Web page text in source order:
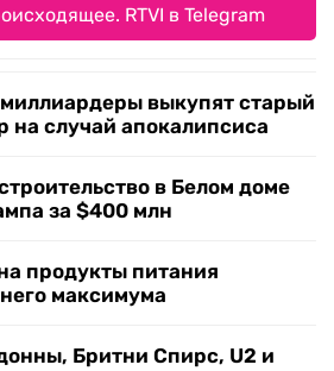
RTVI в Telegram
выкупят старый
на случай апокалипсиса
в Белом доме
за $400 млн
продукты питания
максимума
Бритни Спирс, U2 и